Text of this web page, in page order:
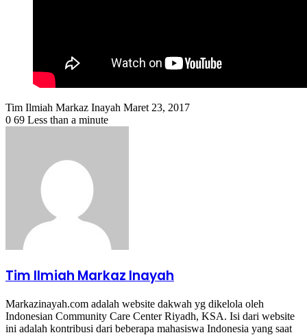
Tim Ilmiah Markaz Inayah Send
Maret 23, 2017
0 69 Less than a minute
Tim Ilmiah Markaz Inayah
Markazinayah.com adalah website dakwah yg dikelola oleh
Indonesian Community Care Center Riyadh, KSA. Isi dari website
ini adalah kontribusi dari beberapa mahasiswa Indonesia yang saat